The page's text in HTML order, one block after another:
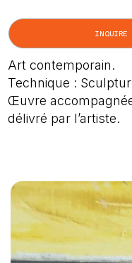
INQUIRE
Art contemporain.
Technique :
Œuvre
délivré par l’artiste.